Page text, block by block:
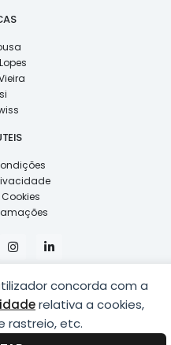
concorda com a
relativa a cookies,
rastreio, etc.
I
n
s
a
g
r
a
m
i
n
e
d
i
n
-DE ÓPTICAS, LDA.